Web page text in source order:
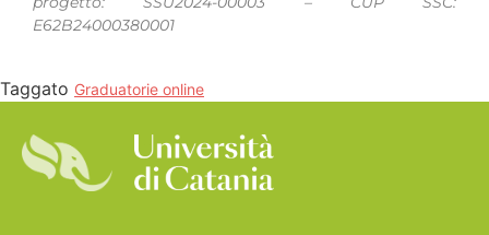
E62B24000380001
Taggato Graduatorie online